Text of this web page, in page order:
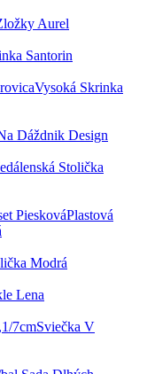
Aurel
Santorin
Vysoká Skrinka
Dáždnik Design
Stolička
Plastová
Modrá
Lena
Sviečka V